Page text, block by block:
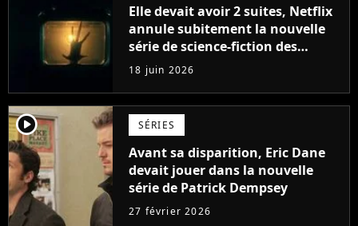
Elle devait avoir 2 suites, Netflix
annule subitement la nouvelle
série de science-fiction des
créateurs de Stranger Things
notée 97%
18 juin 2026
player2 SÉRIES
Avant sa disparition, Eric Dane
devait jouer dans la nouvelle
série de Patrick Dempsey
27 février 2026